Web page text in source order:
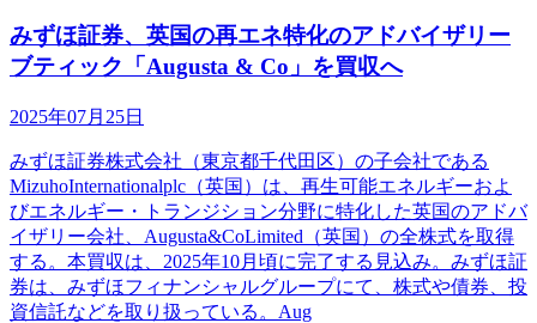
みずほ証券、英国の再エネ特化のアドバイザリー
ブティック「Augusta & Co」を買収へ
2025年07月25日
みずほ証券株式会社（東京都千代田区）の子会社である
MizuhoInternationalplc（英国）は、再生可能エネルギーおよ
びエネルギー・トランジション分野に特化した英国のアドバ
イザリー会社、Augusta&CoLimited（英国）の全株式を取得
する。本買収は、2025年10月頃に完了する見込み。みずほ証
券は、みずほフィナンシャルグループにて、株式や債券、投
資信託などを取り扱っている。Aug